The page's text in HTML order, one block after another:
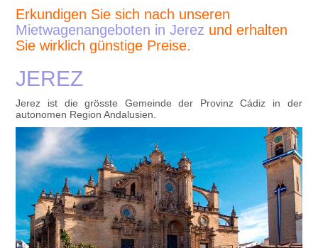
Erkundigen Sie sich nach unseren
Mietwagenangeboten in Jerez und erhalten
Sie wirklich günstige Preise.
JEREZ
Jerez ist die grösste Gemeinde der Provinz Cádiz in der
autonomen Region Andalusien.